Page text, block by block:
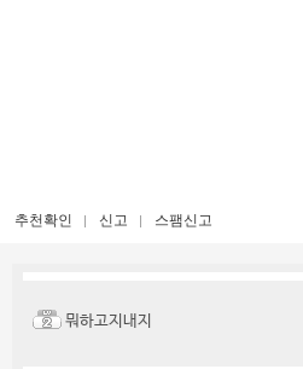
추천확인 신고 스팸신고
뭐하고지내지